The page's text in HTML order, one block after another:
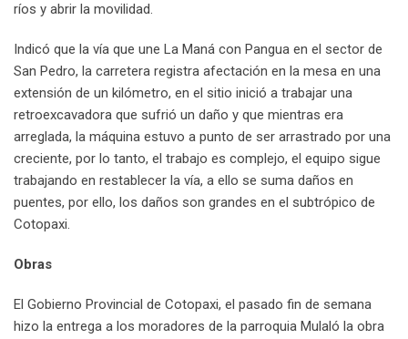
ríos y abrir la movilidad.
Indicó que la vía que une La Maná con Pangua en el sector de
San Pedro, la carretera registra afectación en la mesa en una
extensión de un kilómetro, en el sitio inició a trabajar una
retroexcavadora que sufrió un daño y que mientras era
arreglada, la máquina estuvo a punto de ser arrastrado por una
creciente, por lo tanto, el trabajo es complejo, el equipo sigue
trabajando en restablecer la vía, a ello se suma daños en
puentes, por ello, los daños son grandes en el subtrópico de
Cotopaxi.
Obras
El Gobierno Provincial de Cotopaxi, el pasado fin de semana
hizo la entrega a los moradores de la parroquia Mulaló la obra